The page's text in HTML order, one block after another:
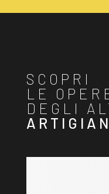
SCOPRI
LE
DEGLI